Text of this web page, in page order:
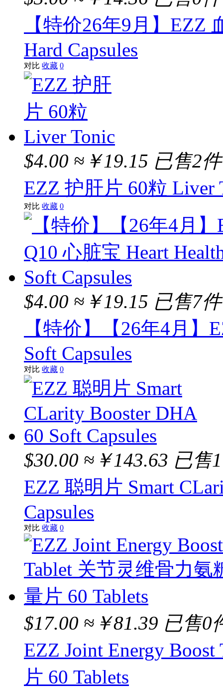
Anothgenol
Melrose
B.BOX
JACK N JILL
Xenical
STREAMLAND
VIDA GLOW
FLORADIX
EAORON
MAXIGENES
Bioisland
BIOGLAN
Unich
Sambucol
Bio-E
Dencorub
Neurio
Cenovis
Hubner Vital
Naprogesic
Caruso
Palmer's
Thompson's
AdeVaya
Herbs of Gold
EZZ
MUSASHI
CareMagic
CareVoice
Golden Boronia
【特价26年9月】EZZ
Hard Capsules
对比 收藏 0
$4.00 ≈￥19.15 已售2件
EZZ 护肝片 60粒 Liver
对比 收藏 0
$4.00 ≈￥19.15 已售7件
【特价】【26年4月】
Soft Capsules
对比 收藏 0
$30.00 ≈￥143.63 已售
EZZ 聪明片 Smart
Capsules
对比 收藏 0
$17.00 ≈￥81.39 已售0
EZZ Joint Energy
片 60 Tablets